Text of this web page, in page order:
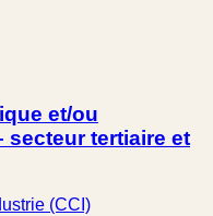
et/ou
secteur tertiaire et
(CCI)